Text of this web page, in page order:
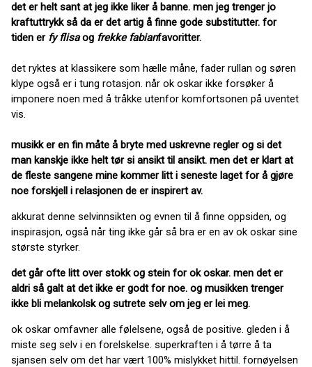
det er helt sant at jeg ikke liker å banne. men jeg trenger jo
kraftuttrykk så da er det artig å finne gode substitutter. for
tiden er fy flisaog frekke fabianfavoritter.
det ryktes at klassikere som hælle måne, fader rullan og søren
klype også er i tung rotasjon. når ok oskar ikke forsøker å
imponere noen med å tråkke utenfor komfortsonen på uventet
vis.
musikk er en fin måte å bryte med uskrevne regler og si det
man kanskje ikke helt tør si ansikt til ansikt. men det er klart at
de fleste sangene mine kommer litt i seneste laget for å gjøre
noe forskjell i relasjonen de er inspirert av.
akkurat denne selvinnsikten og evnen til å finne oppsiden, og
inspirasjon, også når ting ikke går så bra er en av ok oskar sine
største styrker.
det går ofte litt over stokk og stein for ok oskar. men det er
aldri så galt at det ikke er godt for noe. og musikken trenger
ikke bli melankolsk og sutrete selv om jeg er lei meg.
ok oskar omfavner alle følelsene, også de positive. gleden i å
miste seg selv i en forelskelse. superkraften i å tørre å ta
sjansen selv om det har vært 100% mislykket hittil. fornøyelsen